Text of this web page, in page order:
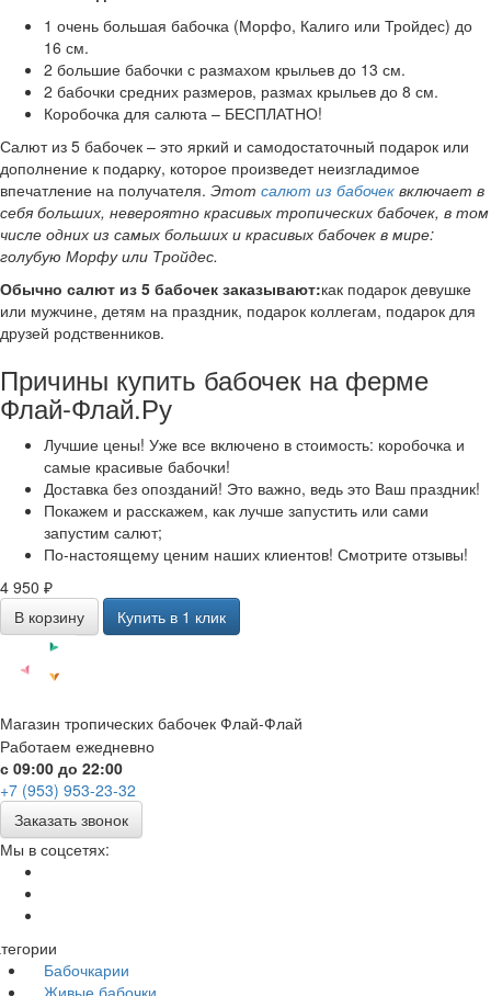
1 очень большая бабочка (Морфо, Калиго или Тройдес) до
16 см.
2 большие бабочки с размахом крыльев до 13 см.
2 бабочки средних размеров, размах крыльев до 8 см.
Коробочка для салюта – БЕСПЛАТНО!
Салют из 5 бабочек – это яркий и самодостаточный подарок или
дополнение к подарку, которое произведет неизгладимое
впечатление на получателя. Этот салют из бабочек включает в
себя больших, невероятно красивых тропических бабочек, в том
числе одних из самых больших и красивых бабочек в мире:
голубую Морфу или Тройдес.
Обычно салют из 5 бабочек заказывают:как подарок девушке
или мужчине, детям на праздник, подарок коллегам, подарок для
друзей родственников.
Причины купить бабочек на ферме
Флай-Флай.Ру
Лучшие цены! Уже все включено в стоимость: коробочка и
самые красивые бабочки!
Доставка без опозданий! Это важно, ведь это Ваш праздник!
Покажем и расскажем, как лучше запустить или сами
запустим салют;
По-настоящему ценим наших клиентов! Смотрите отзывы!
4 950 ₽
В корзину
Купить в 1 клик
Магазин тропических бабочек Флай-Флай
Работаем ежедневно
с 09:00 до 22:00
+7 (953) 953-23-32
Заказать звонок
Мы в соцсетях:
Бабочкарии
Живые бабочки